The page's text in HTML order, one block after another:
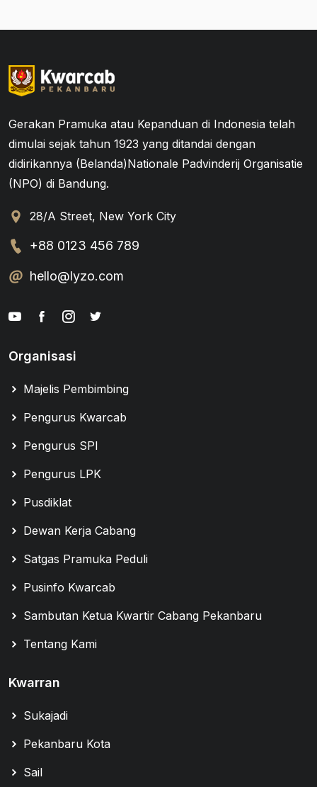
Gerakan Pramuka atau Kepanduan di Indonesia telah
dimulai sejak tahun 1923 yang ditandai dengan
didirikannya (Belanda)Nationale Padvinderij Organisatie
(NPO) di Bandung.
28/A Street, New York City
+88 0123 456 789
hello@lyzo.com
Organisasi
Majelis Pembimbing
Pengurus Kwarcab
Pengurus SPI
Pengurus LPK
Pusdiklat
Dewan Kerja Cabang
Satgas Pramuka Peduli
Pusinfo Kwarcab
Sambutan Ketua Kwartir Cabang Pekanbaru
Tentang Kami
Kwarran
Sukajadi
Pekanbaru Kota
Sail